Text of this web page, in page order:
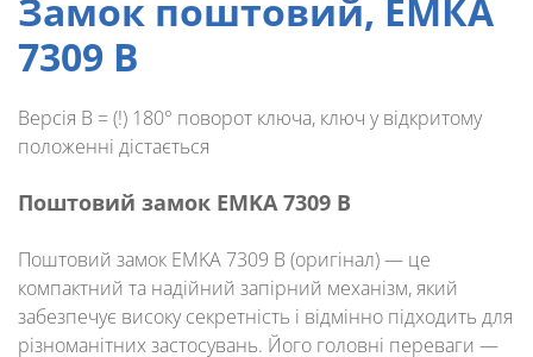
Замок поштовий, ЕМКА
7309 B
Версія B = (!) 180° поворот ключа, ключ у відкритому
положенні дістається
Поштовий замок EMKA 7309 B
Поштовий замок EMKA 7309 B (оригінал)— це
компактний та надійний запірний механізм, який
забезпечує високу секретність і відмінно підходить для
різноманітних застосувань. Його головні переваги —